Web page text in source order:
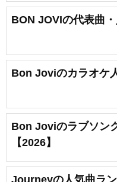
BON JOVIの代表曲
Bon Joviのカラオケ
Bon Joviのラブソン
【2026】
Journeyの人気曲ラン